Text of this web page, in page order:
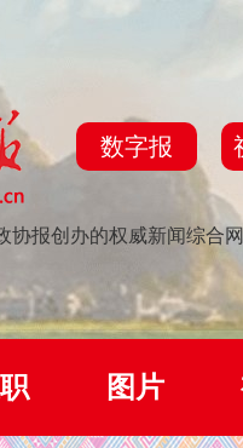
数字报
协报创办的权威新闻综合
图片